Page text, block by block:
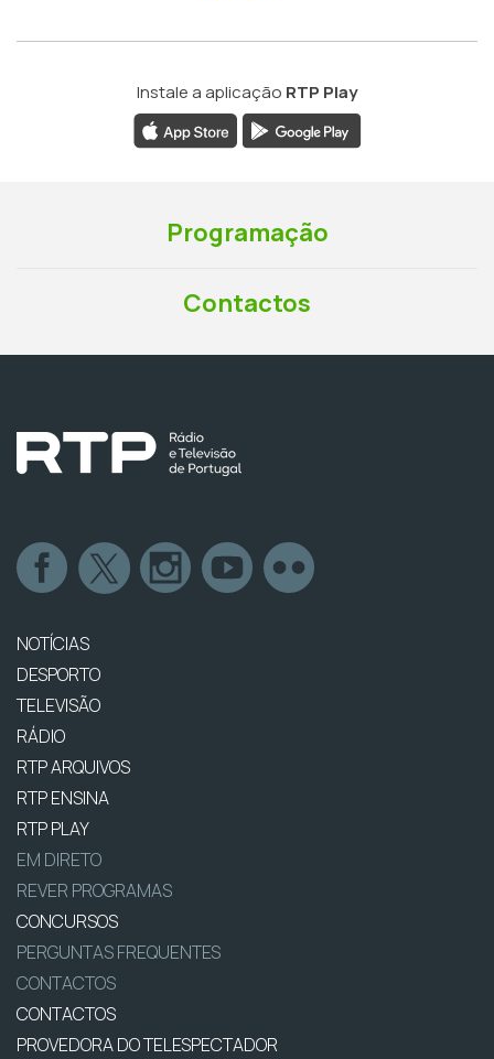
Instale a aplicação RTP Play
Programação
Contactos
NOTÍCIAS
DESPORTO
TELEVISÃO
RÁDIO
RTP ARQUIVOS
RTP ENSINA
RTP PLAY
EM DIRETO
REVER PROGRAMAS
CONCURSOS
PERGUNTAS FREQUENTES
CONTACTOS
CONTACTOS
PROVEDORA DO TELESPECTADOR